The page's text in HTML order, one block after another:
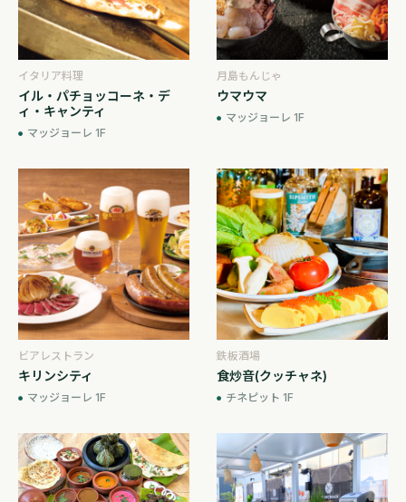
イタリア料理
イル・パチョッコーネ・デ
ィ・キャンティ
マッジョーレ 1F
月島もんじゃ
ウマウマ
マッジョーレ 1F
ビアレストラン
キリンシティ
マッジョーレ 1F
鉄板酒場
食炒音(クッチャネ)
チネピット 1F